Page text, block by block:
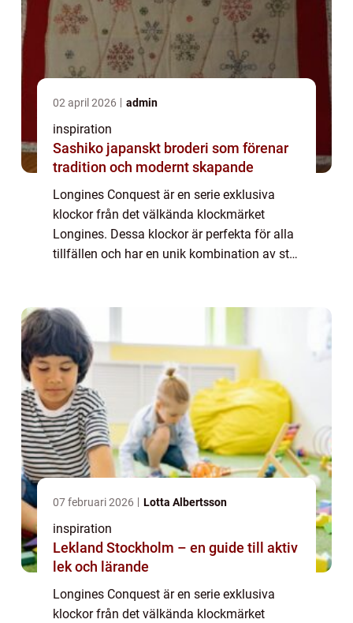
02 april 2026 admin
inspiration
Sashiko japanskt broderi som förenar
tradition och modernt skapande
Longines Conquest är en serie exklusiva
klockor från det välkända klockmärket
Longines. Dessa klockor är perfekta för alla
tillfällen och har en unik kombination av stil,
07 februari 2026 Lotta Albertsson
inspiration
Lekland Stockholm – en guide till aktiv
lek och lärande
Longines Conquest är en serie exklusiva
klockor från det välkända klockmärket